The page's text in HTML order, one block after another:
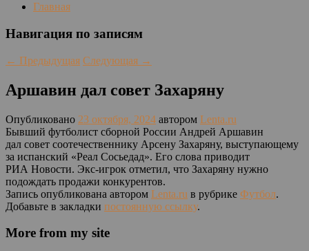
Главная
Навигация по записям
← Предыдущая Следующая →
Аршавин дал совет Захаряну
Опубликовано 23 октября, 2024 автором Lenta.ru
Бывший футболист сборной России Андрей Аршавин
дал совет соотечественнику Арсену Захаряну, выступающему
за испанский «Реал Сосьедад». Его слова приводит
РИА Новости. Экс-игрок отметил, что Захаряну нужно
подождать продажи конкурентов.
Запись опубликована автором Lenta.ru в рубрике Футбол.
Добавьте в закладки постоянную ссылку.
More from my site